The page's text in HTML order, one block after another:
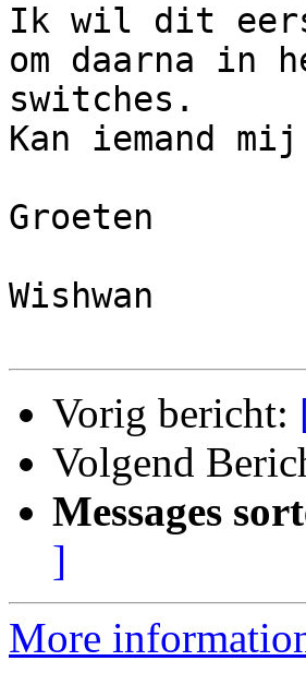
Ik wil dit
om daarna in
switches.
Kan iemand
Groeten
Wishwan
Vorig bericht:
Volgend
Messages
]
More